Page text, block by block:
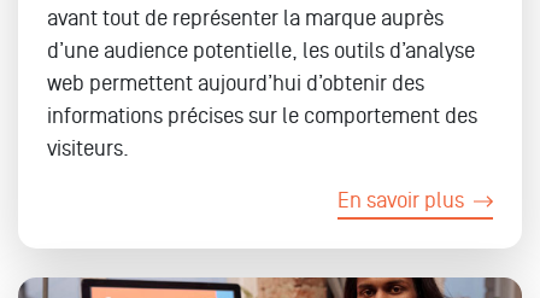
avant tout de représenter la marque auprès
d’une audience potentielle, les outils d’analyse
web permettent aujourd’hui d’obtenir des
informations précises sur le comportement des
visiteurs.
En savoir plus